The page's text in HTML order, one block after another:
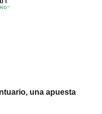
una apuesta